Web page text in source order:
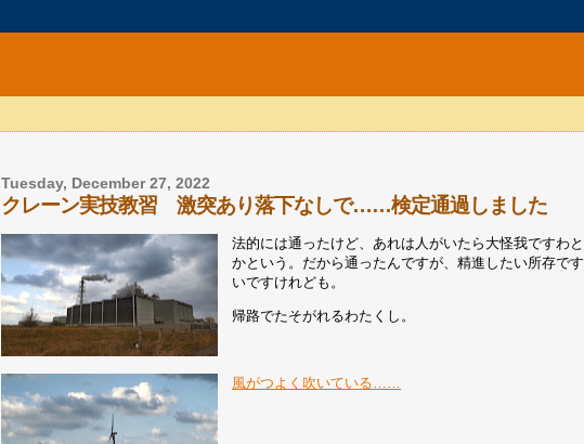
Tuesday, December 27, 2022
クレーン実技教習 激突あり落下なしで……検定通過しました
法的には通ったけど、あれは人がいたら大怪我ですわ
かという。だから通ったんですが、精進したい所存で
いですけれども。
帰路でたそがれるわたくし。
風がつよく吹いている……